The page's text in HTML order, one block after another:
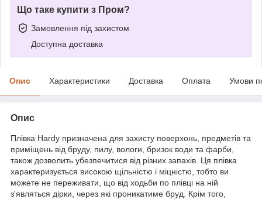
Що таке купити з Пром?
Замовлення під захистом
Доступна доставка
Опис Характеристики Доставка Оплата Умови
Опис
Плівка Hardy призначена для захисту поверхонь, предметів та
приміщень від бруду, пилу, вологи, бризок води та фарби,
також дозволить убезпечитися від різних запахів. Ця плівка
характеризується високою щільністю і міцністю, тобто ви
можете не переживати, що від ходьби по плівці на ній
з'являться дірки, через які проникатиме бруд. Крім того,